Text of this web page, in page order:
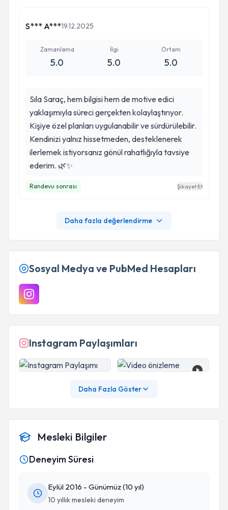
S*** A***19.12.2025
Zamanlama
5.0
İlgi
5.0
Ortam
5.0
Sıla Saraç, hem bilgisi hem de motive edici
yaklaşımıyla süreci gerçekten kolaylaştırıyor.
Kişiye özel planları uygulanabilir ve sürdürülebilir.
Kendinizi yalnız hissetmeden, desteklenerek
ilerlemek istiyorsanız gönül rahatlığıyla tavsiye
ederim. 🌿✨
Randevu sonrası Şikayet Et
Daha fazla değerlendirme
Sosyal Medya ve PubMed Hesapları
Instagram Paylaşımları
Daha Fazla Göster
Mesleki Bilgiler
Deneyim Süresi
Eylül 2016 - Günümüz (10 yıl)
10 yıllık mesleki deneyim